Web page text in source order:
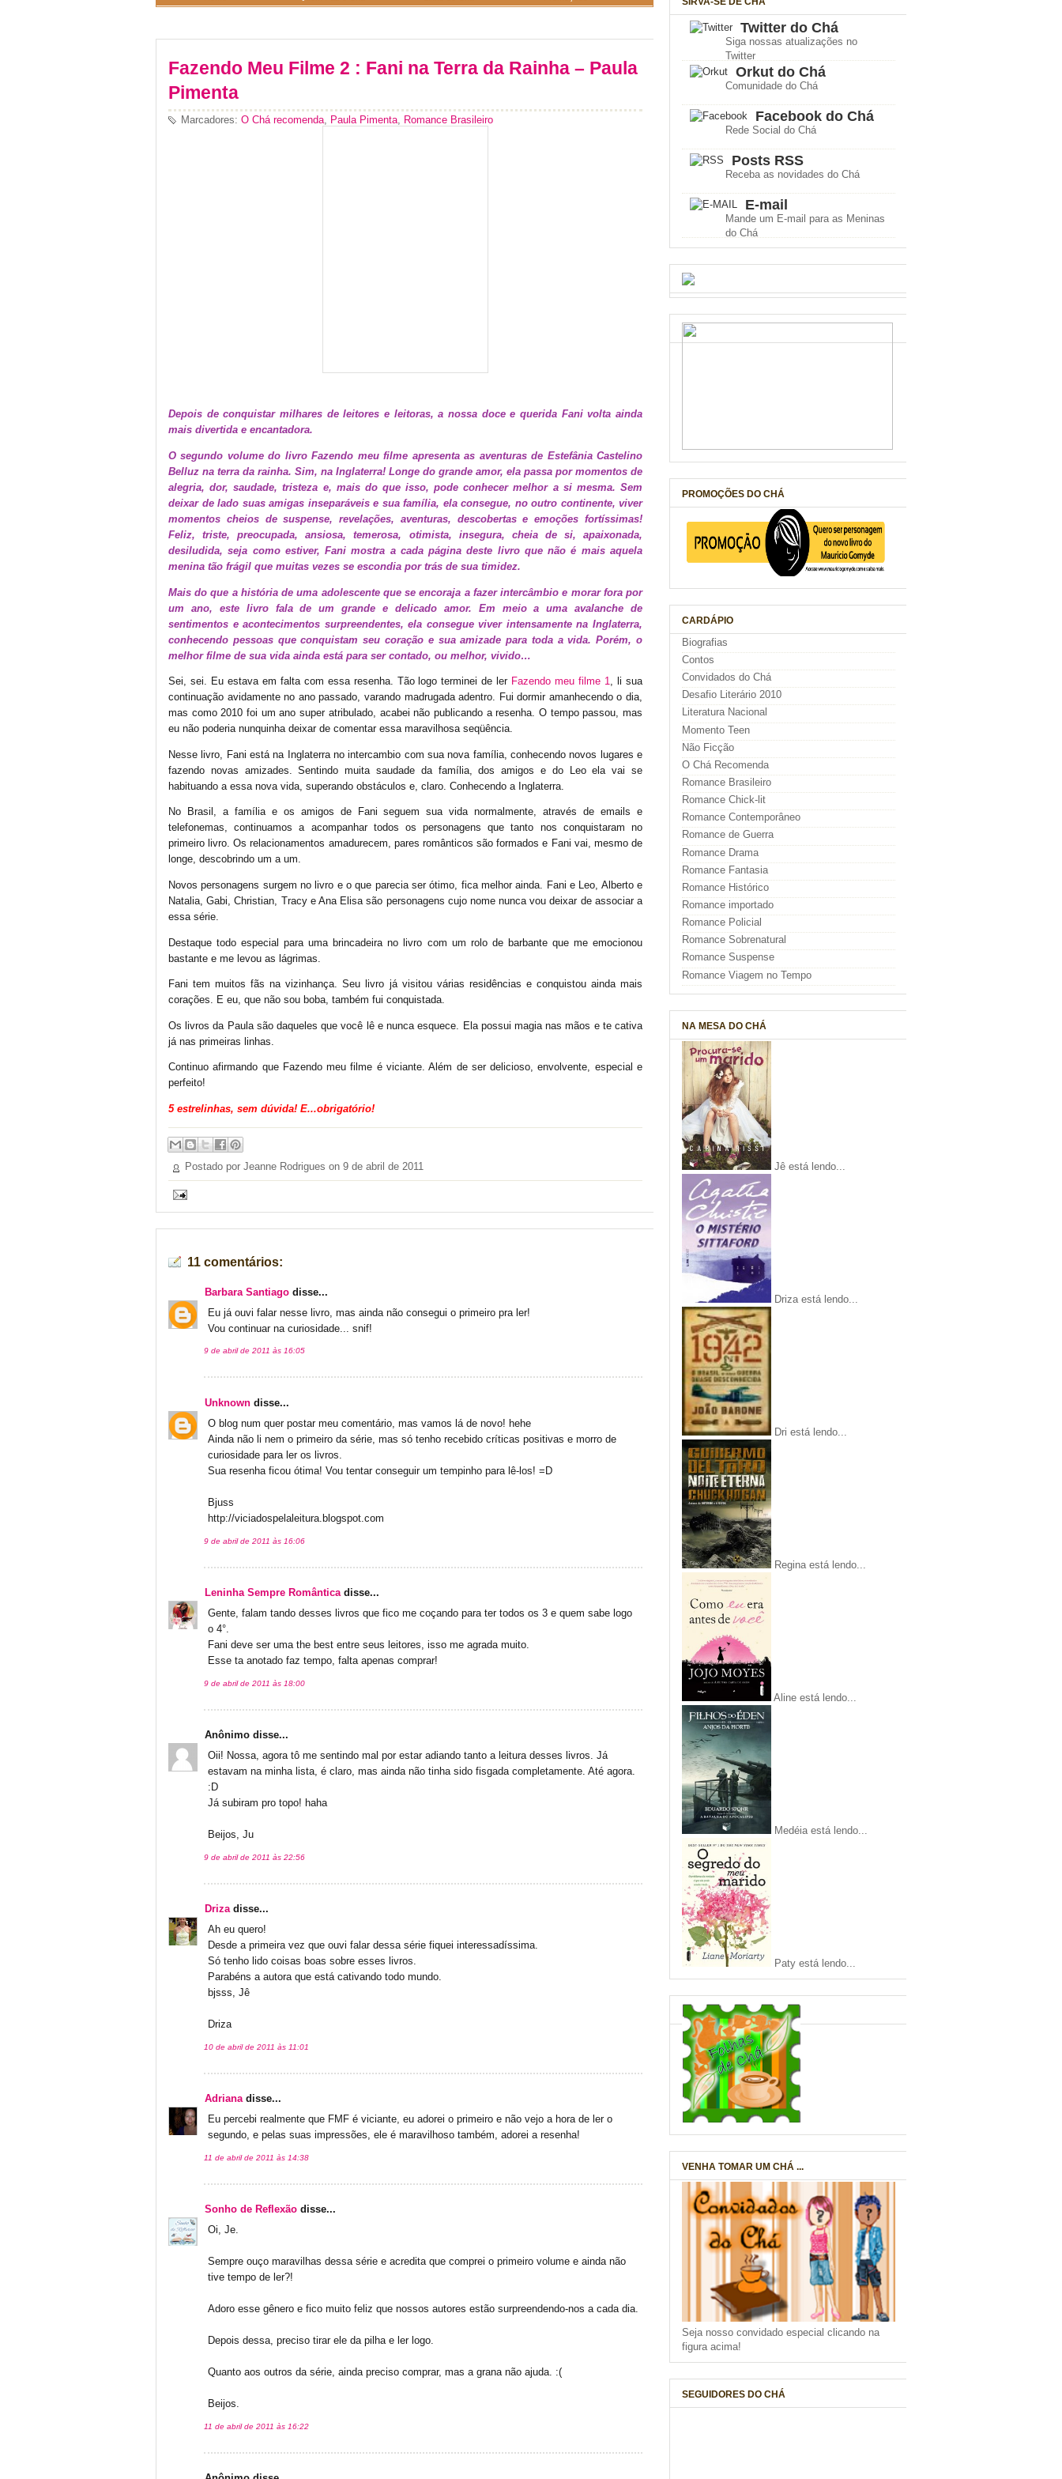
Fazendo Meu Filme 2 : Fani na Terra da Rainha – Paula
Pimenta
Marcadores: O Chá recomenda Paula Pimenta Romance Brasileiro
Depois de conquistar milhares de leitores e leitoras, a nossa doce e querida Fani volta ainda
mais divertida e encantadora.
O segundo volume do livro Fazendo meu filme apresenta as aventuras de Estefânia Castelino
Belluz na terra da rainha. Sim, na Inglaterra! Longe do grande amor, ela passa por momentos de
alegria, dor, saudade, tristeza e, mais do que isso, pode conhecer melhor a si mesma. Sem
deixar de lado suas amigas inseparáveis e sua família, ela consegue, no outro continente, viver
momentos cheios de suspense, revelações, aventuras, descobertas e emoções fortíssimas!
Feliz, triste, preocupada, ansiosa, temerosa, otimista, insegura, cheia de si, apaixonada,
desiludida, seja como estiver, Fani mostra a cada página deste livro que não é mais aquela
menina tão frágil que muitas vezes se escondia por trás de sua timidez.
Mais do que a história de uma adolescente que se encoraja a fazer intercâmbio e morar fora por
um ano, este livro fala de um grande e delicado amor. Em meio a uma avalanche de
sentimentos e acontecimentos surpreendentes, ela consegue viver intensamente na Inglaterra,
conhecendo pessoas que conquistam seu coração e sua amizade para toda a vida. Porém, o
melhor filme de sua vida ainda está para ser contado, ou melhor, vivido…
Sei, sei. Eu estava em falta com essa resenha. Tão logo terminei de ler Fazendo meu filme 1, li sua
continuação avidamente no ano passado, varando madrugada adentro. Fui dormir amanhecendo o dia,
mas como 2010 foi um ano super atribulado, acabei não publicando a resenha. O tempo passou, mas
eu não poderia nunquinha deixar de comentar essa maravilhosa seqüência.
Nesse livro, Fani está na Inglaterra no intercambio com sua nova família, conhecendo novos lugares e
fazendo novas amizades. Sentindo muita saudade da família, dos amigos e do Leo ela vai se
habituando a essa nova vida, superando obstáculos e, claro. Conhecendo a Inglaterra.
No Brasil, a família e os amigos de Fani seguem sua vida normalmente, através de emails e
telefonemas, continuamos a acompanhar todos os personagens que tanto nos conquistaram no
primeiro livro. Os relacionamentos amadurecem, pares românticos são formados e Fani vai, mesmo de
longe, descobrindo um a um.
Novos personagens surgem no livro e o que parecia ser ótimo, fica melhor ainda. Fani e Leo, Alberto e
Natalia, Gabi, Christian, Tracy e Ana Elisa são personagens cujo nome nunca vou deixar de associar a
essa série.
Destaque todo especial para uma brincadeira no livro com um rolo de barbante que me emocionou
bastante e me levou as lágrimas.
Fani tem muitos fãs na vizinhança. Seu livro já visitou várias residências e conquistou ainda mais
corações. E eu, que não sou boba, também fui conquistada.
Os livros da Paula são daqueles que você lê e nunca esquece. Ela possui magia nas mãos e te cativa
já nas primeiras linhas.
Continuo afirmando que Fazendo meu filme é viciante. Além de ser delicioso, envolvente, especial e
perfeito!
5 estrelinhas, sem dúvida! E...obrigatório!
Postado por Jeanne Rodrigues on 9 de abril de 2011
11 comentários:
Barbara Santiago disse...
Eu já ouvi falar nesse livro, mas ainda não consegui o primeiro pra ler!
Vou continuar na curiosidade... snif!
9 de abril de 2011 às 16:05
Unknown disse...
O blog num quer postar meu comentário, mas vamos lá de novo! hehe
Ainda não li nem o primeiro da série, mas só tenho recebido críticas positivas e morro de
curiosidade para ler os livros.
Sua resenha ficou ótima! Vou tentar conseguir um tempinho para lê-los! =D
Bjuss
http://viciadospelaleitura.blogspot.com
9 de abril de 2011 às 16:06
Leninha Sempre Romântica disse...
Gente, falam tando desses livros que fico me coçando para ter todos os 3 e quem sabe logo
o 4°.
Fani deve ser uma the best entre seus leitores, isso me agrada muito.
Esse ta anotado faz tempo, falta apenas comprar!
9 de abril de 2011 às 18:00
Anônimo disse...
Oii! Nossa, agora tô me sentindo mal por estar adiando tanto a leitura desses livros. Já
estavam na minha lista, é claro, mas ainda não tinha sido fisgada completamente. Até agora.
:D
Já subiram pro topo! haha
Beijos, Ju
9 de abril de 2011 às 22:56
Drizadisse...
Ah eu quero!
Desde a primeira vez que ouvi falar dessa série fiquei interessadíssima.
Só tenho lido coisas boas sobre esses livros.
Parabéns a autora que está cativando todo mundo.
bjsss, Jê
Driza
10 de abril de 2011 às 11:01
Adrianadisse...
Eu percebi realmente que FMF é viciante, eu adorei o primeiro e não vejo a hora de ler o
segundo, e pelas suas impressões, ele é maravilhoso também, adorei a resenha!
11 de abril de 2011 às 14:38
Sonho de Reflexão disse...
Oi, Je.
Sempre ouço maravilhas dessa série e acredita que comprei o primeiro volume e ainda não
tive tempo de ler?!
Adoro esse gênero e fico muito feliz que nossos autores estão surpreendendo-nos a cada dia.
Depois dessa, preciso tirar ele da pilha e ler logo.
Quanto aos outros da série, ainda preciso comprar, mas a grana não ajuda. :(
Beijos.
11 de abril de 2011 às 16:22
Twitter do Chá
Siga nossas atualizações no
Twitter
Orkut do Chá
Comunidade do Chá
Facebook do Chá
Rede Social do Chá
Posts RSS
Receba as novidades do Chá
E-mail
Mande um E-mail para as Meninas
do Chá
PROMOÇÕES DO CHÁ
CARDÁPIO
Biografias
Contos
Convidados do Chá
Desafio Literário 2010
Literatura Nacional
Momento Teen
Não Ficção
O Chá Recomenda
Romance Brasileiro
Romance Chick-lit
Romance Contemporâneo
Romance de Guerra
Romance Drama
Romance Fantasia
Romance Histórico
Romance importado
Romance Policial
Romance Sobrenatural
Romance Suspense
Romance Viagem no Tempo
NA MESA DO CHÁ
Jê está lendo...
Driza está lendo...
Dri está lendo...
Regina está lendo...
Aline está lendo...
Medéia está lendo...
Paty está lendo...
VENHA TOMAR UM CHÁ ...
Seja nosso convidado especial clicando na
figura acima!
SEGUIDORES DO CHÁ